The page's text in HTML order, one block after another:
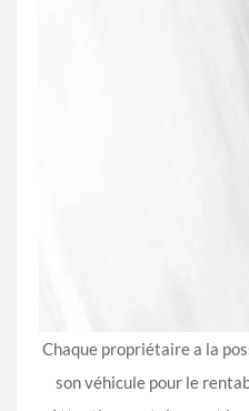
Chaque propriétaire a la
son véhicule pour le